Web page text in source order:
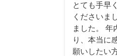
とても手早
くださいま
ました。 年
り、本当に
願いしたい